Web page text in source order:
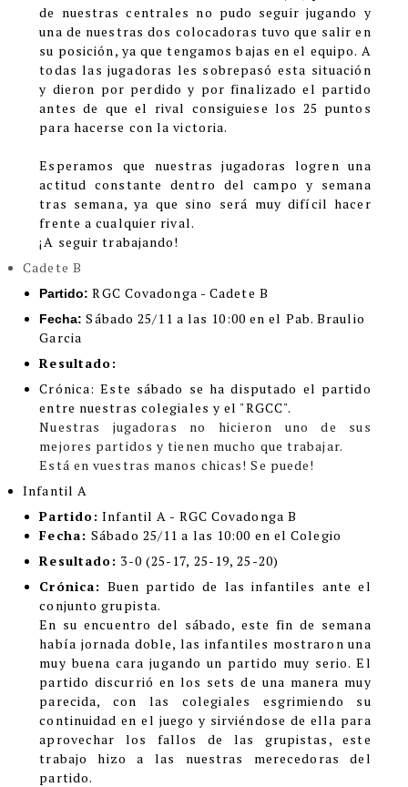
de nuestras centrales no pudo seguir jugando y
una de nuestras dos colocadoras tuvo que salir en
su posición, ya que tengamos bajas en el equipo. A
todas las jugadoras les sobrepasó esta situación
y dieron por perdido y por finalizado el partido
antes de que el rival consiguiese los 25 puntos
para hacerse con la victoria.
Esperamos que nuestras jugadoras logren una
actitud constante dentro del campo y semana
tras semana, ya que sino será muy difícil hacer
frente a cualquier rival.
¡A seguir trabajando!
Cadete B
Partido: RGC Covadonga - Cadete B
Fecha: Sábado 25/11 a las 10:00 en el Pab. Braulio
Garcia
Resultado:
Crónica: Este sábado se ha disputado el partido
entre nuestras colegiales y el "RGCC".
Nuestras jugadoras no hicieron uno de sus
mejores partidos y tienen mucho que trabajar.
Está en vuestras manos chicas! Se puede!
Infantil A
Partido: Infantil A - RGC Covadonga B
Fecha:Sábado 25/11 a las 10:00 en el Colegio
Resultado: 3-0 (25-17, 25-19, 25-20)
Crónica: Buen partido de las infantiles ante el
conjunto grupista.
En su encuentro del sábado, este fin de semana
había jornada doble, las infantiles mostraron una
muy buena cara jugando un partido muy serio. El
partido discurrió en los sets de una manera muy
parecida, con las colegiales esgrimiendo su
continuidad en el juego y sirviéndose de ella para
aprovechar los fallos de las grupistas, este
trabajo hizo a las nuestras merecedoras del
partido.